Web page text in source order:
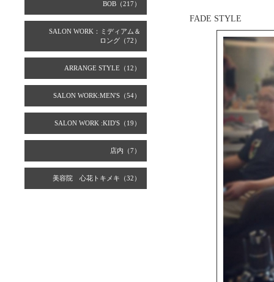
BOB（217）
SALON WORK：ミディアム＆
ロング（72）
ARRANGE STYLE（12）
SALON WORK:MEN'S（54）
SALON WORK :KID'S（19）
店内（7）
美容院 心花トキメキ（32）
FADE STYLE